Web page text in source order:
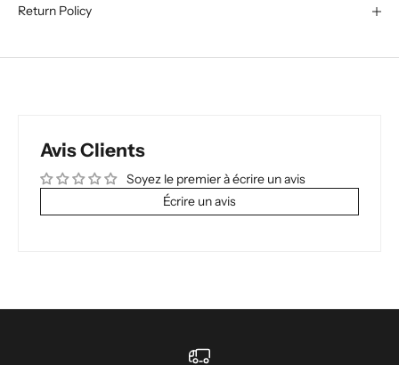
Return Policy
Avis Clients
Soyez le premier à écrire un avis
Écrire un avis